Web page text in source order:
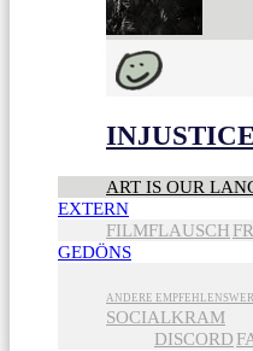
ART IS OUR
EXTERN
FILMFLAUSCH
GEDÖNS
ANDERE
SOCIALKRAM
DISCORD